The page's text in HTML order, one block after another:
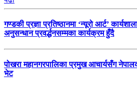
गण्डकी प्रज्ञा प्रतिष्ठानमा ‘न्यूरो आर्ट’
अनुसन्धान प्रवर्द्धनसम्मका कार्यक्रम हुँदै
पोखरा महानगरपालिका प्रमुख आचार्यसँग
भेट